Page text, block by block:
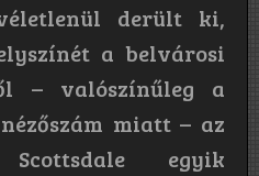
derült ki,
a belvárosi
– valószínűleg a
miatt – az
Scottsdale egyik